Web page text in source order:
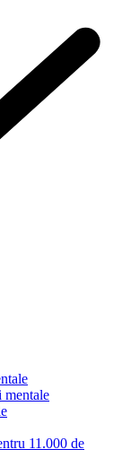
mentale
11.000 de